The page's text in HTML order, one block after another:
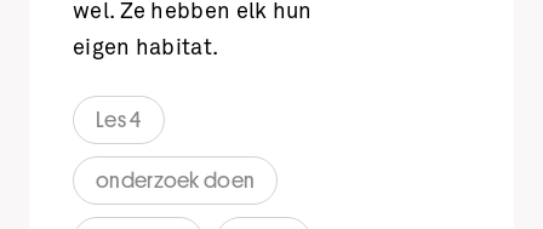
wel. Ze hebben elk hun
eigen habitat.
Les 4
onderzoek doen